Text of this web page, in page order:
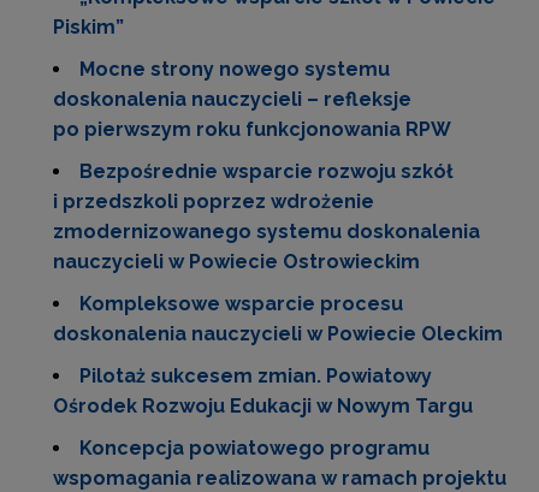
Piskim”
Mocne strony nowego systemu
doskonalenia nauczycieli – refleksje
po pierwszym roku funkcjonowania RPW
Bezpośrednie wsparcie rozwoju szkół
i przedszkoli poprzez wdrożenie
zmodernizowanego systemu doskonalenia
nauczycieli w Powiecie Ostrowieckim
Kompleksowe wsparcie procesu
doskonalenia nauczycieli w Powiecie Oleckim
Pilotaż sukcesem zmian. Powiatowy
Ośrodek Rozwoju Edukacji w Nowym Targu
Koncepcja powiatowego programu
wspomagania realizowana w ramach projektu